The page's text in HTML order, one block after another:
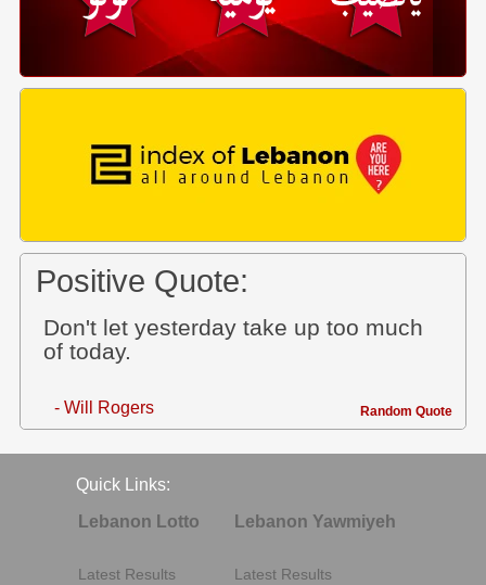
Positive Quote:
Don't let yesterday take up too much
of today.
- Will Rogers Random Quote
Quick Links:
Lebanon Lotto
Latest Results
Lebanon Yawmiyeh
Latest Results